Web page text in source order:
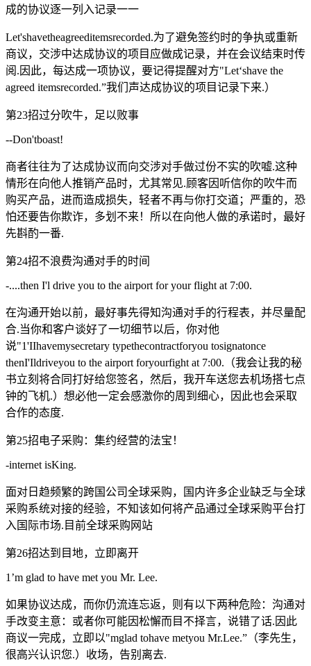
成的协议逐一列入记录一一
Let'shavetheagreeditemsrecorded.为了避免签约时的争执或重新
商议，交涉中达成协议的项目应做成记录，并在会议结束时传
阅.因此，每达成一项协议，要记得提醒对方"Let‘shave the
agreed itemsrecorded.”我们声达成协议的项目记录下来.）
第23招过分吹牛，足以败事
--Don'tboast!
商者往往为了达成协议而向交涉对手做过份不实的吹嘘.这种
情形在向他人推销产品时，尤其常见.顾客因听信你的吹牛而
购买产品，进而造成损失，轻者不再与你打交道；严重的，恐
怕还要告你欺诈，多划不来！所以在向他人做的承诺时，最好
先斟酌一番.
第24招不浪费沟通对手的时间
-....then I'l drive you to the airport for your flight at 7:00.
在沟通开始以前，最好事先得知沟通对手的行程表，并尽量配
合.当你和客户谈好了一切细节以后，你对他
说"1'IIhavemysecretary typethecontractforyou tosignatonce
thenI'Ildriveyou to the airport foryourfight at 7:00.（我会让我的秘
书立刻将合同打好给您签名，然后，我开车送您去机场搭七点
钟的飞机.）想必他一定会感激你的周到细心，因此也会采取
合作的态度.
第25招电子采购：集约经营的法宝！
-internet isKing.
面对日趋频繁的跨国公司全球采购，国内许多企业缺乏与全球
采购系统对接的经验，不知该如何将产品通过全球采购平台打
入国际市场.目前全球采购网站
第26招达到目地，立即离开
1’m glad to have met you Mr. Lee.
如果协议达成，而你仍流连忘返，则有以下两种危险：沟通对
手改变主意：或者你可能因松懈而目不择言，说错了话.因此
商议一完成，立即以"mglad tohave metyou Mr.Lee.”（李先生，
很高兴认识您.）收场，告别离去.